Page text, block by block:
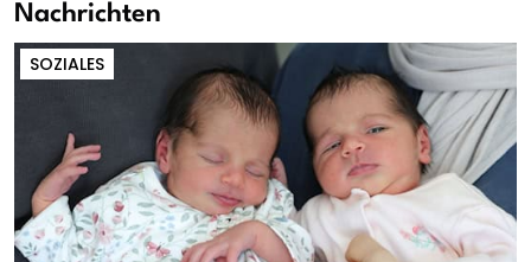
Nachrichten
SOZIALES